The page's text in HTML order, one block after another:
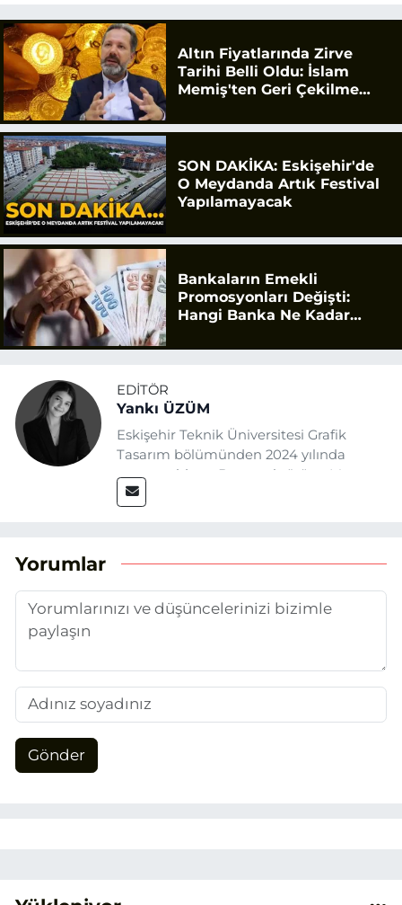
Altın Fiyatlarında Zirve
Tarihi Belli Oldu: İslam
Memiş'ten Geri Çekilme
SON DAKİKA: Eskişehir'de
O Meydanda Artık Festival
Yapılamayacak
Bankaların Emekli
Promosyonları Değişti:
Hangi Banka Ne Kadar
EDITÖR
Yankı ÜZÜM
Eskişehir Teknik Üniversitesi Grafik
Tasarım bölümünden 2024 yılında
mezun oldum. Basın sektörüne Mayıs
2025’te Eskişehir Haber Ajansı ile adım
aktarmayı hedefliyorum.
Yorumlar
Gönder